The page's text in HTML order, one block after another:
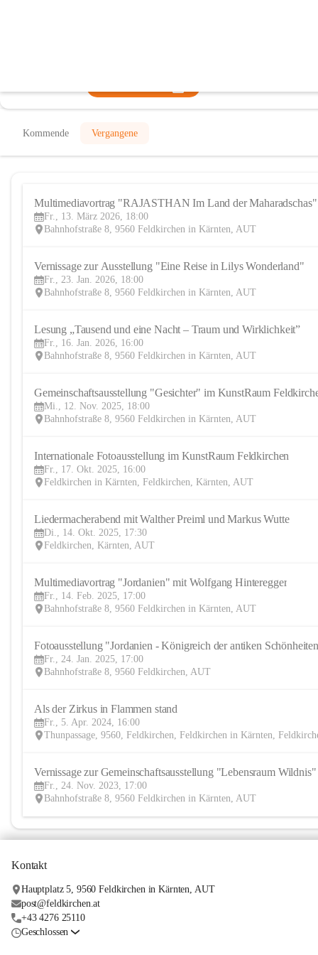
Kommende Vergangene
Multimediavortrag "RAJASTHAN Im Land der Maharadschas"
Fr., 13. März 2026, 18:00
Bahnhofstraße 8, 9560 Feldkirchen in Kärnten, AUT
Vernissage zur Ausstellung "Eine Reise in Lilys Wonderland"
Fr., 23. Jan. 2026, 18:00
Bahnhofstraße 8, 9560 Feldkirchen in Kärnten, AUT
Lesung „Tausend und eine Nacht – Traum und Wirklichkeit”
Fr., 16. Jan. 2026, 16:00
Bahnhofstraße 8, 9560 Feldkirchen in Kärnten, AUT
Gemeinschaftsausstellung "Gesichter" im KunstRaum
Mi., 12. Nov. 2025, 18:00
Bahnhofstraße 8, 9560 Feldkirchen in Kärnten, AUT
Internationale Fotoausstellung im KunstRaum Feldkirchen
Fr., 17. Okt. 2025, 16:00
Feldkirchen in Kärnten, Feldkirchen, Kärnten, AUT
Liedermacherabend mit Walther Preiml und Markus Wutte
Di., 14. Okt. 2025, 17:30
Feldkirchen, Kärnten, AUT
Multimediavortrag "Jordanien" mit Wolfgang Hinteregger
Fr., 14. Feb. 2025, 17:00
Bahnhofstraße 8, 9560 Feldkirchen in Kärnten, AUT
Fotoausstellung "Jordanien - Königreich der antiken
Fr., 24. Jan. 2025, 17:00
Bahnhofstraße 8, 9560 Feldkirchen, AUT
Fr., 5. Apr. 2024, 16:00
Thunpassage, 9560, Feldkirchen, Feldkirchen in Kärnten,
Vernissage zur Gemeinschaftsausstellung "Lebensraum Wildnis"
Fr., 24. Nov. 2023, 17:00
Bahnhofstraße 8, 9560 Feldkirchen in Kärnten, AUT
Kontakt
Hauptplatz 5, 9560 Feldkirchen in Kärnten, AUT
post@feldkirchen.at
+43 4276 25110
Geschlossen